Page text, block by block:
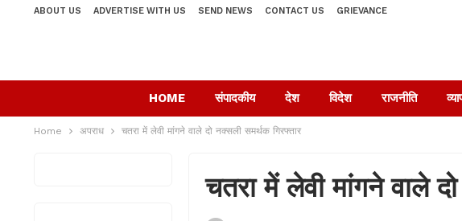
ABOUT US ADVERTISE WITH US SEND NEWS CONTACT US GRIEVANCE
HOME संपादकीय देश विदेश राजनीति
Home अपराध चतरा में लेवी मांगने वाले दो नक्सली समर्थक गिरफ्तार
चतरा में लेवी मांगने वाले